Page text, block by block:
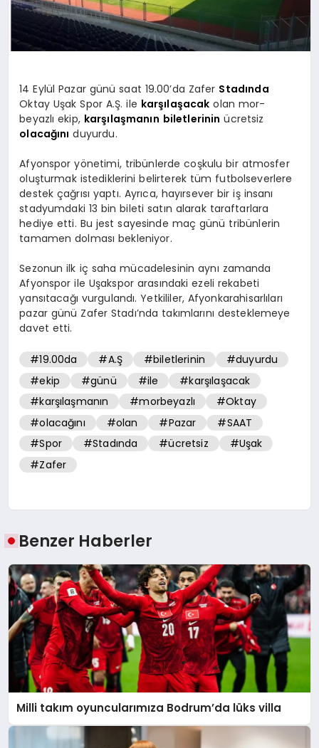
TEKNOLOJI
14 Eylül Pazar günü saat 19.00’da Zafer Stadında
Oktay Uşak Spor A.Ş. ile karşılaşacak olan mor-
beyazlı ekip, karşılaşmanın biletlerinin ücretsiz
olacağını duyurdu.
Afyonspor yönetimi, tribünlerde coşkulu bir atmosfer
oluşturmak istediklerini belirterek tüm futbolseverlere
destek çağrısı yaptı. Ayrıca, hayırsever bir iş insanı
stadyumdaki 13 bin bileti satın alarak taraftarlara
hediye etti. Bu jest sayesinde maç günü tribünlerin
tamamen dolması bekleniyor.
Sezonun ilk iç saha mücadelesinin aynı zamanda
Afyonspor ile Uşakspor arasındaki ezeli rekabeti
yansıtacağı vurgulandı. Yetkililer, Afyonkarahisarlıları
pazar günü Zafer Stadı’nda takımlarını desteklemeye
davet etti.
#19.00da #A.Ş #biletlerinin
#duyurdu
#ekip
#günü #ile
#karşılaşacak
#karşılaşmanın
#morbeyazlı
#Oktay
#olacağını
#olan #Pazar
#SAAT
#Spor
#Stadında #ücretsiz
#Uşak
#Zafer
Benzer Haberler
Milli takım oyuncularımıza Bodrum’da lüks villa